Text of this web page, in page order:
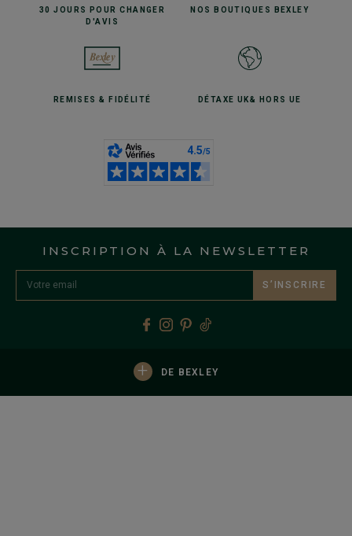
30 JOURS POURCHANGER
D'AVIS
NOS BOUTIQUES BEXLEY
REMISES& FIDÉLITÉ DÉTAXE UK& HORS UE
INSCRIPTION À LA NEWSLETTER
S’INSCRIRE
+ DE BEXLEY